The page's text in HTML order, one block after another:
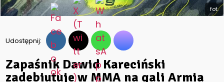
fot.
Udostępnij:
Zapaśnik Dawid Kareciński
zadebiutuje w MMA na gali Armia